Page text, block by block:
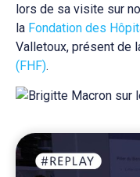
lors de sa visite sur
la Fondation des
Valletoux, présent de
(FHF).